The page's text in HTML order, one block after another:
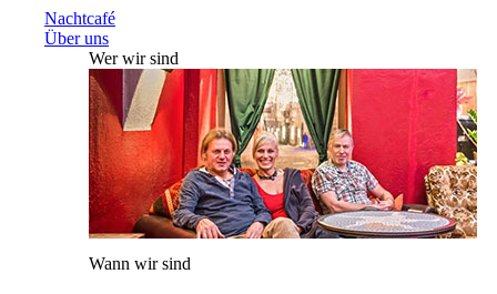
Nachtcafé
Über uns
Wer wir sind
Wann wir sind